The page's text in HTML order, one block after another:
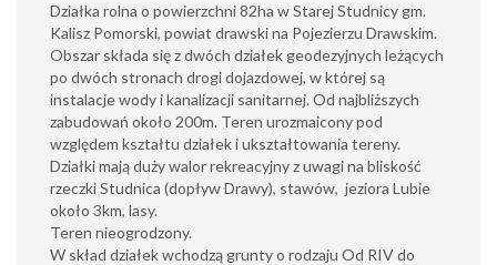
Działka rolna o powierzchni 82ha w Starej Studnicy gm.
Kalisz Pomorski, powiat drawski na Pojezierzu Drawskim.
Obszar składa się z dwóch działek geodezyjnych leżących
po dwóch stronach drogi dojazdowej, w której są
instalacje wody i kanalizacji sanitarnej. Od najbliższych
zabudowań około 200m. Teren urozmaicony pod
względem kształtu działek i ukształtowania tereny.
Działki mają duży walor rekreacyjny z uwagi na bliskość
rzeczki Studnica (dopływ Drawy), stawów, jeziora Lubie
około 3km, lasy.
Teren nieogrodzony.
W skład działek wchodzą grunty o rodzaju Od RIV do